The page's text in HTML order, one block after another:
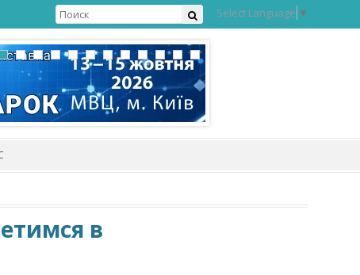
Select Language ▼
в